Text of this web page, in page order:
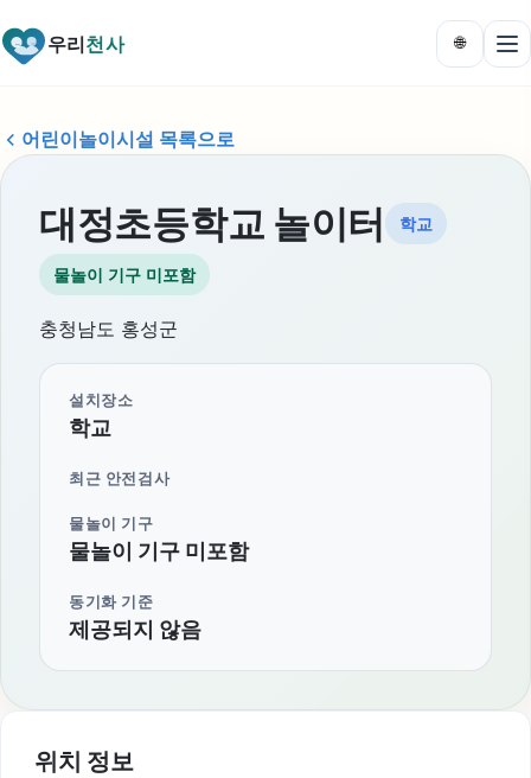
우리천사 🌐
어린이놀이시설 목록으로
대정초등학교 놀이터 학교
물놀이 기구 미포함
충청남도 홍성군
설치장소
학교
최근 안전검사
물놀이 기구
물놀이 기구 미포함
동기화 기준
제공되지 않음
위치 정보